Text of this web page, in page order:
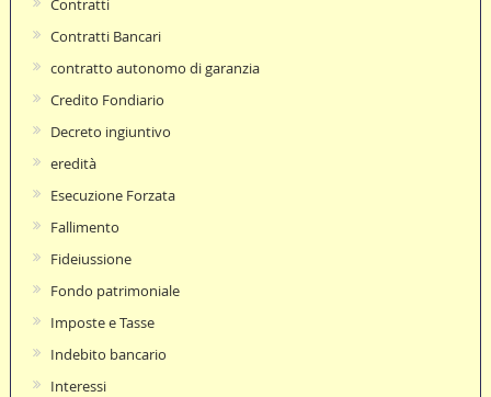
Contratti
Contratti Bancari
contratto autonomo di garanzia
Credito Fondiario
Decreto ingiuntivo
eredità
Esecuzione Forzata
Fallimento
Fideiussione
Fondo patrimoniale
Imposte e Tasse
Indebito bancario
Interessi